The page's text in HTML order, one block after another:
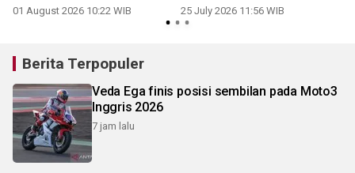
01 August 2026 10:22 WIB 25 July 2026 11:56 WIB
Berita Terpopuler
Veda Ega finis posisi sembilan pada Moto3
Inggris 2026
7 jam lalu